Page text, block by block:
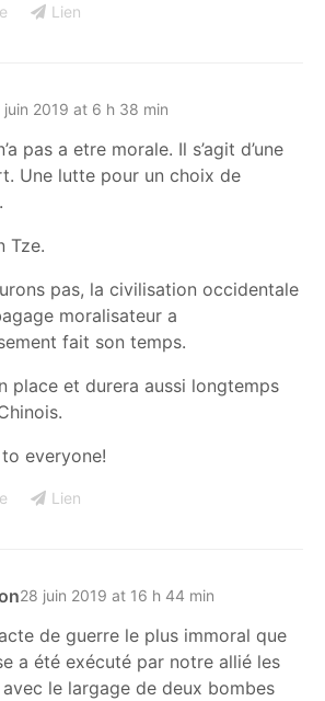
Lien
juin 2019 at 6 h 38 min
pas a etre morale. Il s’agit d’une
Une lutte pour un choix de
Tze.
pas, la civilisation occidentale
moralisateur a
fait son temps.
place et durera aussi longtemps
everyone!
Lien
28 juin 2019 at 16 h 44 min
de guerre le plus immoral que
a été exécuté par notre allié les
le largage de deux bombes